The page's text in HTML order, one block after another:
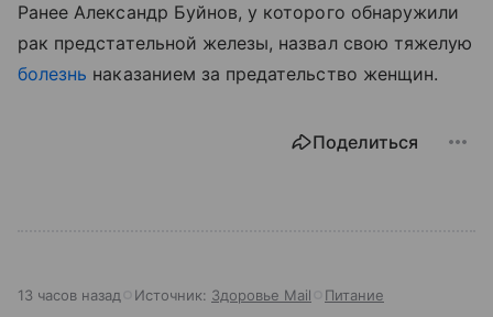
Ранее Александр Буйнов, у которого обнаружили
рак предстательной железы, назвал свою тяжелую
болезнь наказанием за предательство женщин.
Поделиться
13 часов назад Источник: Здоровье Mail Питание